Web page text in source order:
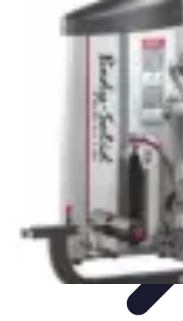
Conception de
Formation et Méthodologies